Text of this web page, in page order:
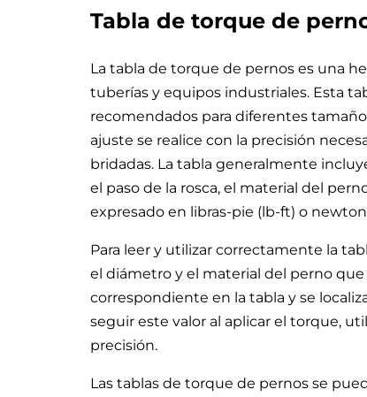
Tabla de torque de
La tabla de torque de pernos es una
tuberías y equipos industriales. Esta
recomendados para diferentes
ajuste se realice con la precisión
bridadas. La tabla generalmente
el paso de la rosca, el material del
expresado en libras-pie (lb-ft) o
Para leer y utilizar correctamente la
el diámetro y el material del perno que
correspondiente en la tabla y se
seguir este valor al aplicar el torque,
precisión.
Las tablas de torque de pernos se